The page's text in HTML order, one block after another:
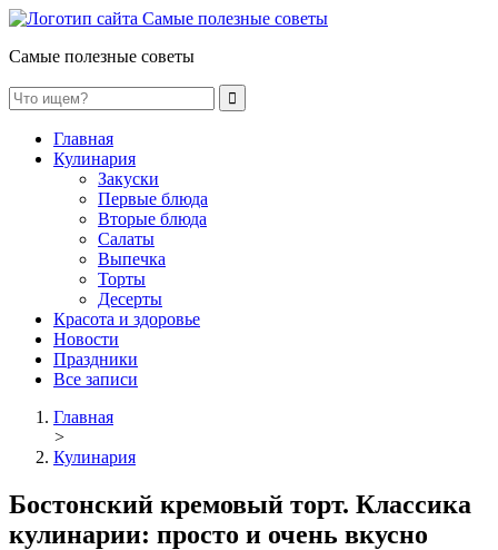
Самые полезные советы
Главная
Кулинария
Закуски
Первые блюда
Вторые блюда
Салаты
Выпечка
Торты
Десерты
Красота и здоровье
Новости
Праздники
Все записи
Главная
>
Кулинария
Бостонский кремовый торт. Классика
кулинарии: просто и очень вкусно